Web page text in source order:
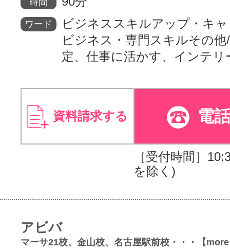
ワード
ビジネススキルアップ・キ
ビジネス・専門スキルその他
定、仕事に活かす、インテリ
資料請求する 電
［受付時間］
を除く)
アビバ
マーサ21校、金山校、名古屋駅前校・・・【